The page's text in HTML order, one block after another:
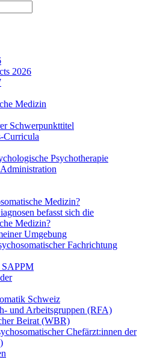
2026
Medizin
Schwerpunkttitel
Curricula
Psychotherapie
Medizin?
befasst sich die
Medizin?
Umgebung
Fachrichtung
SAPPM
Schweiz
und Arbeitsgruppen (RFA)
Beirat (WBR)
Chefärzt:innen der